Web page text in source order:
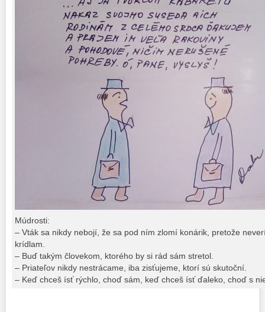
Múdrosti:
– Vták sa nikdy nebojí, že sa pod ním zlomí konárik, pretože
krídlam.
– Buď takým človekom, ktorého by si rád sám stretol.
– Priateľov nikdy nestrácame, iba zisťujeme, ktorí sú skutoční.
– Keď chceš ísť rýchlo, choď sám, keď chceš ísť ďaleko, choď s